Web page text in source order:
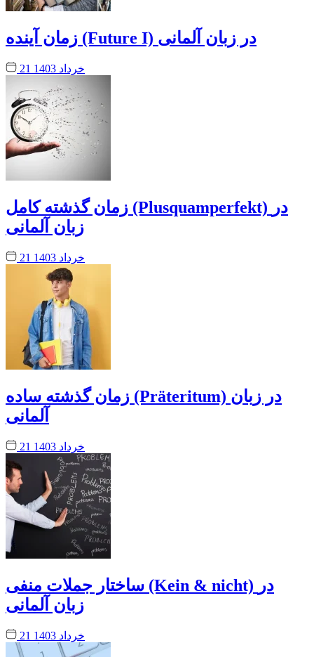
زمان آینده (Future I) در زبان آلمانی
21 خرداد 1403
زمان گذشته کامل (Plusquamperfekt) در
زبان آلمانی
21 خرداد 1403
زمان گذشته ساده (Präteritum) در زبان
آلمانی
21 خرداد 1403
ساختار جملات منفی (Kein & nicht) در
زبان آلمانی
21 خرداد 1403